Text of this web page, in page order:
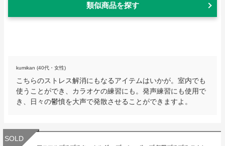
類似商品を探す
kumikan (40代・女性)
こちらのストレス解消にもなるアイテムはいかが。室内でも
使うことができ、カラオケの練習にも。発声練習にも使用で
き、日々の鬱憤を大声で発散させることができますよ。
SOLD